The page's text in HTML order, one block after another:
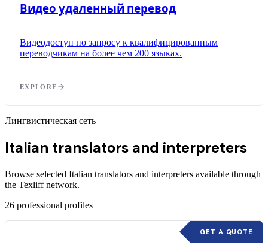
Видео удаленный перевод
Видеодоступ по запросу к квалифицированным
переводчикам на более чем 200 языках.
EXPLORE
Лингвистическая сеть
Italian translators and interpreters
Browse selected Italian translators and interpreters available through
the Texliff network.
26 professional profiles
GET A QUOTE